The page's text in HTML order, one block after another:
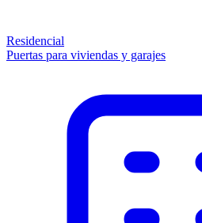
Residencial
Puertas para viviendas y garajes